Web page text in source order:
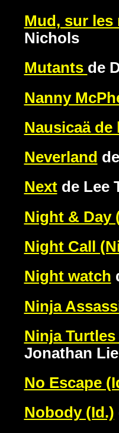
Mud, sur
Nichols
Mutants de
Nanny
Nausicaä de
Neverland
Nextde Lee
Night & Day
Night Call
Night watch
Ninja
Ninja
Jonathan
No Escape
Nobody (Id.)